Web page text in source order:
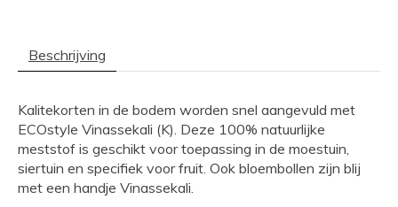
Beschrijving
Kalitekorten in de bodem worden snel aangevuld met
ECOstyle Vinassekali (K). Deze 100% natuurlijke
meststof is geschikt voor toepassing in de moestuin,
siertuin en specifiek voor fruit. Ook bloembollen zijn blij
met een handje Vinassekali.